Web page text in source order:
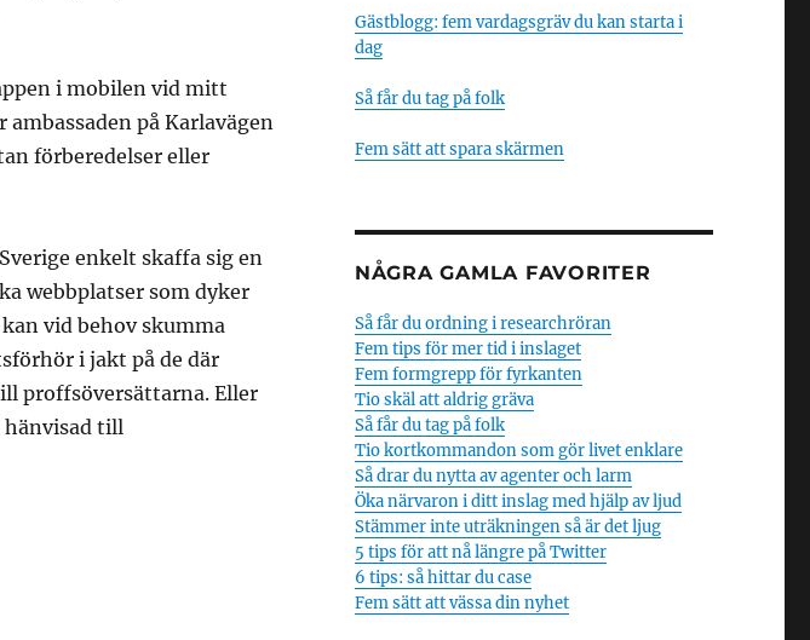
i mobilen vid mitt
på Karlavägen
förberedelser eller
enkelt skaffa sig en
webbplatser som dyker
vid behov skumma
i jakt på de där
proffsöversättarna. Eller
hänvisad till
Gästblogg: fem vardagsgräv du kan starta i
dag
Så får du tag på folk
Fem sätt att spara skärmen
NÅGRA GAMLA FAVORITER
Så får du ordning i researchröran
Fem tips för mer tid i inslaget
Fem formgrepp för fyrkanten
Tio skäl att aldrig gräva
Så får du tag på folk
Tio kortkommandon som gör livet enklare
Så drar du nytta av agenter och larm
Öka närvaron i ditt inslag med hjälp av ljud
Stämmer inte uträkningen så är det ljug
5 tips för att nå längre på Twitter
6 tips: så hittar du case
Fem sätt att vässa din nyhet